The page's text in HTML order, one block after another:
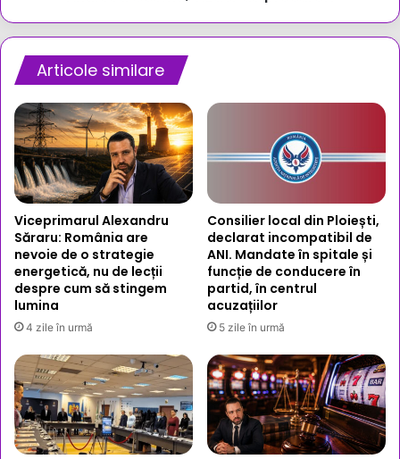
Articole similare
Viceprimarul Alexandru
Săraru: România are
nevoie de o strategie
energetică, nu de lecții
despre cum să stingem
lumina
4 zile în urmă
Consilier local din Ploiești,
declarat incompatibil de
ANI. Mandate în spitale și
funcție de conducere în
partid, în centrul
acuzațiilor
5 zile în urmă